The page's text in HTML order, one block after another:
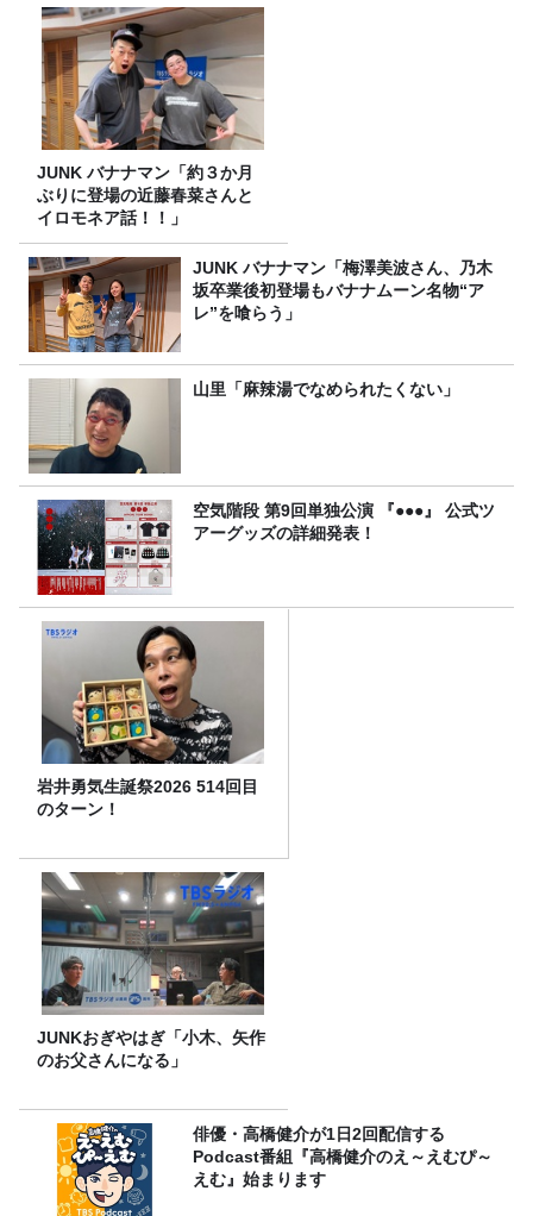
JUNK バナナマン「約３か月
ぶりに登場の近藤春菜さんと
イロモネア話！！」
JUNK バナナマン「梅澤美波さん、乃木
坂卒業後初登場もバナナムーン名物“ア
レ”を喰らう」
山里「麻辣湯でなめられたくない」
空気階段 第9回単独公演 『●●●』 公式ツ
アーグッズの詳細発表！
岩井勇気生誕祭2026 514回目
のターン！
JUNKおぎやはぎ「小木、矢作
のお父さんになる」
俳優・高橋健介が1日2回配信する
Podcast番組『高橋健介のえ～えむぴ～
えむ』始まります